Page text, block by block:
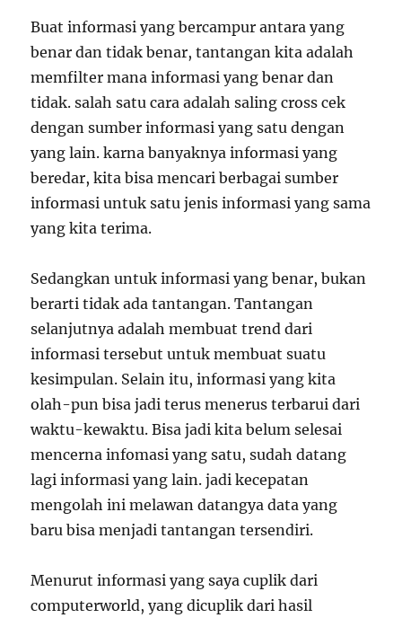
Buat informasi yang bercampur antara yang
benar dan tidak benar, tantangan kita adalah
memfilter mana informasi yang benar dan
tidak. salah satu cara adalah saling cross cek
dengan sumber informasi yang satu dengan
yang lain. karna banyaknya informasi yang
beredar, kita bisa mencari berbagai sumber
informasi untuk satu jenis informasi yang sama
yang kita terima.
Sedangkan untuk informasi yang benar, bukan
berarti tidak ada tantangan. Tantangan
selanjutnya adalah membuat trend dari
informasi tersebut untuk membuat suatu
kesimpulan. Selain itu, informasi yang kita
olah-pun bisa jadi terus menerus terbarui dari
waktu-kewaktu. Bisa jadi kita belum selesai
mencerna infomasi yang satu, sudah datang
lagi informasi yang lain. jadi kecepatan
mengolah ini melawan datangya data yang
baru bisa menjadi tantangan tersendiri.
Menurut informasi yang saya cuplik dari
computerworld, yang dicuplik dari hasil